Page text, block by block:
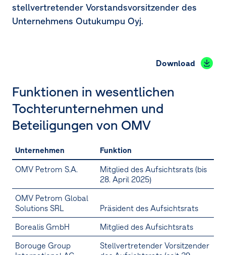
stellvertretender Vorstandsvorsitzender des
Unternehmens Outukumpu Oyj.
Download
Funktionen in wesentlichen
Tochterunternehmen und
Beteiligungen von OMV
Unternehmen Funktion
OMV Petrom S.A.
Mitglied des Aufsichtsrats (bis
28. April 2025)
OMV Petrom Global
Solutions SRL
Präsident des Aufsichtsrats
Borealis GmbH
Mitglied des Aufsichtsrats
Borouge Group
Stellvertretender Vorsitzender